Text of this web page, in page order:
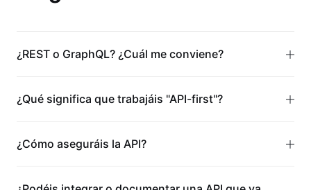
¿REST o GraphQL? ¿Cuál me conviene?
¿Qué significa que trabajáis "API-first"?
¿Cómo aseguráis la API?